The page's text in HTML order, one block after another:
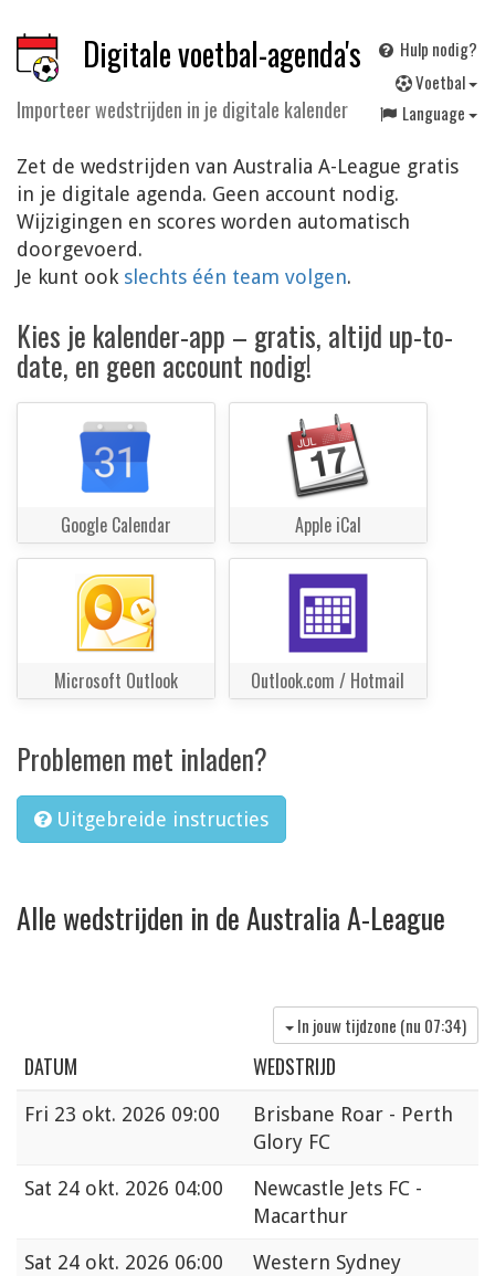
Digitale voetbal-agenda's
Importeer wedstrijden in je digitale kalender
Hulp nodig?
Voetbal
Language
Zet de wedstrijden van Australia A-League gratis
in je digitale agenda. Geen account nodig.
Wijzigingen en scores worden automatisch
doorgevoerd.
Je kunt ook slechts één team volgen.
Kies je kalender-app – gratis, altijd up-to-
date, en geen account nodig!
Google Calendar Apple iCal
Microsoft Outlook Outlook.com / Hotmail
Problemen met inladen?
Uitgebreide instructies
Alle wedstrijden in de Australia A-League
In jouw tijdzone (nu 07:34)
DATUM WEDSTRIJD
Fri 23 okt. 2026 09:00
Brisbane Roar - Perth
Glory FC
Sat 24 okt. 2026 04:00
Newcastle Jets FC -
Macarthur
Sat 24 okt. 2026 06:00
Western Sydney